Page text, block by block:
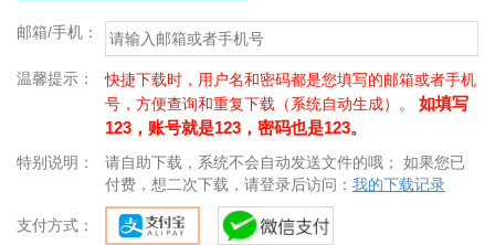
邮箱/手机：
温馨提示：
快捷下载时，用户名和密码都是您填写的邮箱或者手机
号，方便查询和重复下载（系统自动生成）。 如填写
123，账号就是123，密码也是123。
特别说明：
请自助下载，系统不会自动发送文件的哦； 如果您已
付费，想二次下载，请登录后访问： 我的下载记录
支付方式：